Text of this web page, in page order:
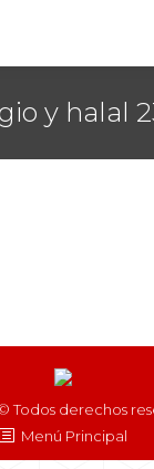
y halal
Todos derechos
Menú Principal